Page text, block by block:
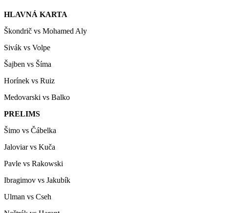
HLAVNÁ KARTA
Škondrič vs Mohamed Aly
Sivák vs Volpe
Šajben vs Šíma
Horínek vs Ruiz
Medovarski vs Balko
PRELIMS
Šimo vs Čábelka
Jaloviar vs Kuča
Pavle vs Rakowski
Ibragimov vs Jakubík
Ulman vs Cseh